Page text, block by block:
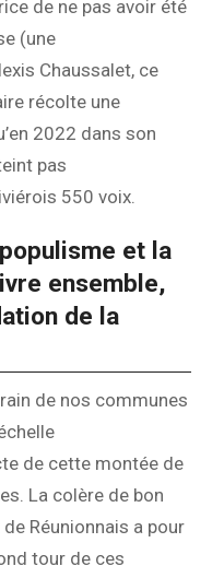
de ne pas avoir été
(une
Chaussalet, ce
récolte une
2022 dans son
pas
550 voix.
et la
ensemble,
de la
de nos communes
de cette montée de
La colère de bon
Réunionnais a pour
tour de ces